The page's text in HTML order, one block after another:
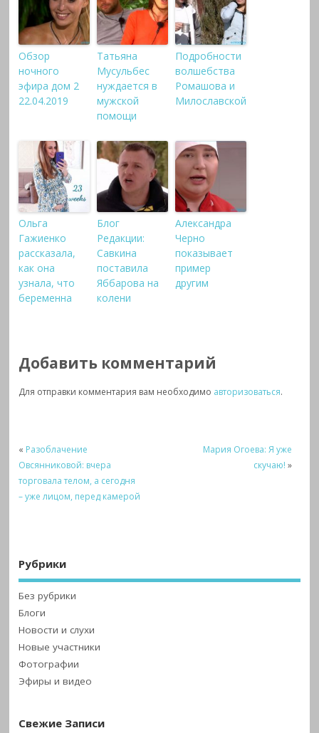
Обзор
ночного
эфира дом 2
22.04.2019
Татьяна
Мусульбес
нуждается в
мужской
помощи
Подробности
волшебства
Ромашова и
Милославской
Ольга
Гажиенко
рассказала,
как она
узнала, что
беременна
Блог
Редакции:
Савкина
поставила
Яббарова на
колени
Александра
Черно
показывает
пример
другим
Добавить комментарий
Для отправки комментария вам необходимо авторизоваться.
« Разоблачение
Овсянниковой: вчера
торговала телом, а сегодня
– уже лицом, перед камерой
Мария Огоева: Я уже
скучаю! »
Рубрики
Без рубрики
Блоги
Новости и слухи
Новые участники
Фотографии
Эфиры и видео
Свежие Записи